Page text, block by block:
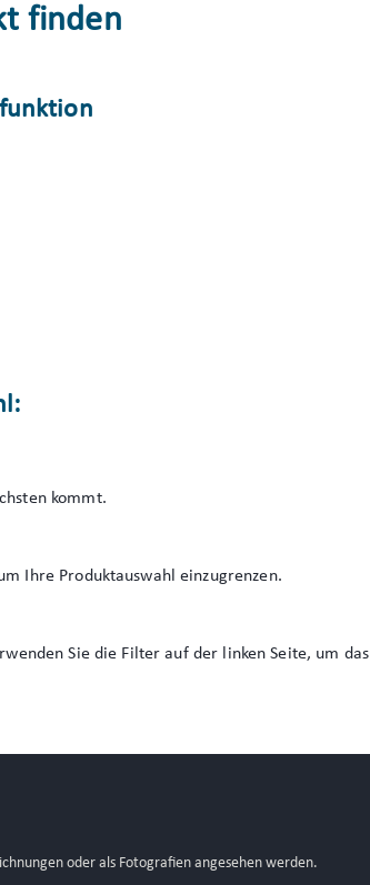
finden
kommt.
Ihre Produktauswahl einzugrenzen.
Sie die Filter auf der linken Seite, um das
oder als Fotografien angesehen werden.